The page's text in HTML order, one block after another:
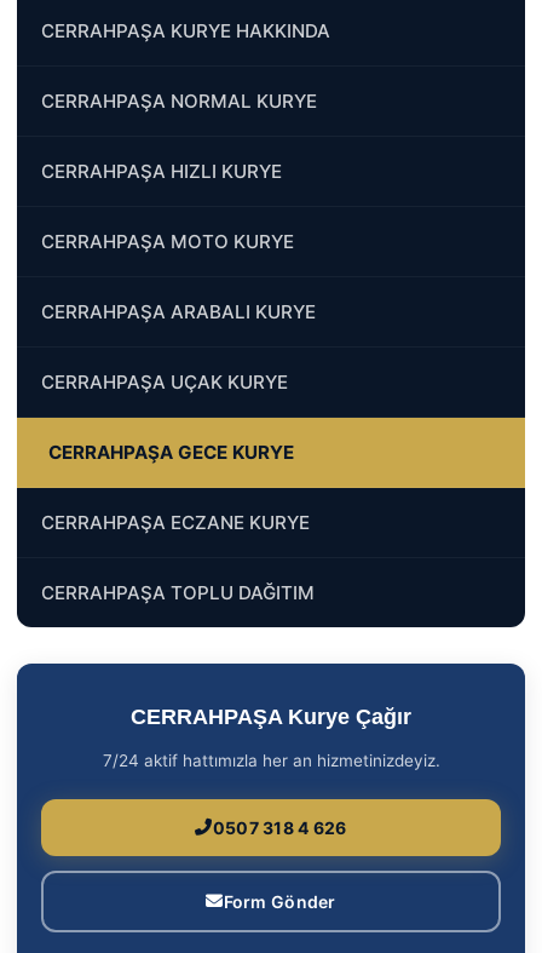
CERRAHPAŞA KURYE HAKKINDA
CERRAHPAŞA NORMAL KURYE
CERRAHPAŞA HIZLI KURYE
CERRAHPAŞA MOTO KURYE
CERRAHPAŞA ARABALI KURYE
CERRAHPAŞA UÇAK KURYE
CERRAHPAŞA GECE KURYE
CERRAHPAŞA ECZANE KURYE
CERRAHPAŞA TOPLU DAĞITIM
CERRAHPAŞA Kurye Çağır
7/24 aktif hattımızla her an hizmetinizdeyiz.
0507 318 4 626
Form Gönder